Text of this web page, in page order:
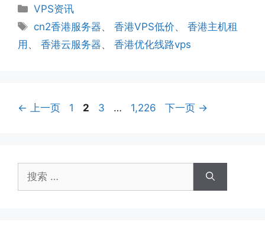
分
类
VPS资讯
标
签
cn2香港服务器、香港VPS低价、香港主机租
用 、 香港云服务器、 香港优化线路vps
← 上一页
页
1
页
2
页
3 …
页
1,226 下一页 →
索：